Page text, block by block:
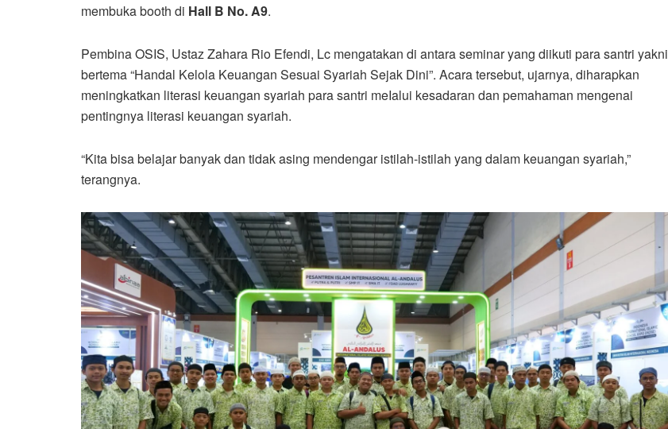
membuka booth di Hall B No. A9.
Pembina OSIS, Ustaz Zahara Rio Efendi, Lc mengatakan di antara seminar yang diikuti para santri yakni
bertema “Handal Kelola Keuangan Sesuai Syariah Sejak Dini”. Acara tersebut, ujarnya, diharapkan
meningkatkan literasi keuangan syariah para santri meIalui kesadaran dan pemahaman mengenai
pentingnya literasi keuangan syariah.
“Kita bisa belajar banyak dan tidak asing mendengar istilah-istilah yang dalam keuangan syariah,”
terangnya.